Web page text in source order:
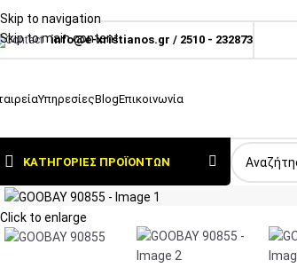
Skip to navigation
Skip to main content
info@e-xristianos.gr / 2510 - 232873
ΥπηρεσίεςBlogΕπικοινωνία
ΚΑΤΗΓΟΡΊΕΣ ΠΡΟΪΌΝΤΩΝ
Click to enlarge